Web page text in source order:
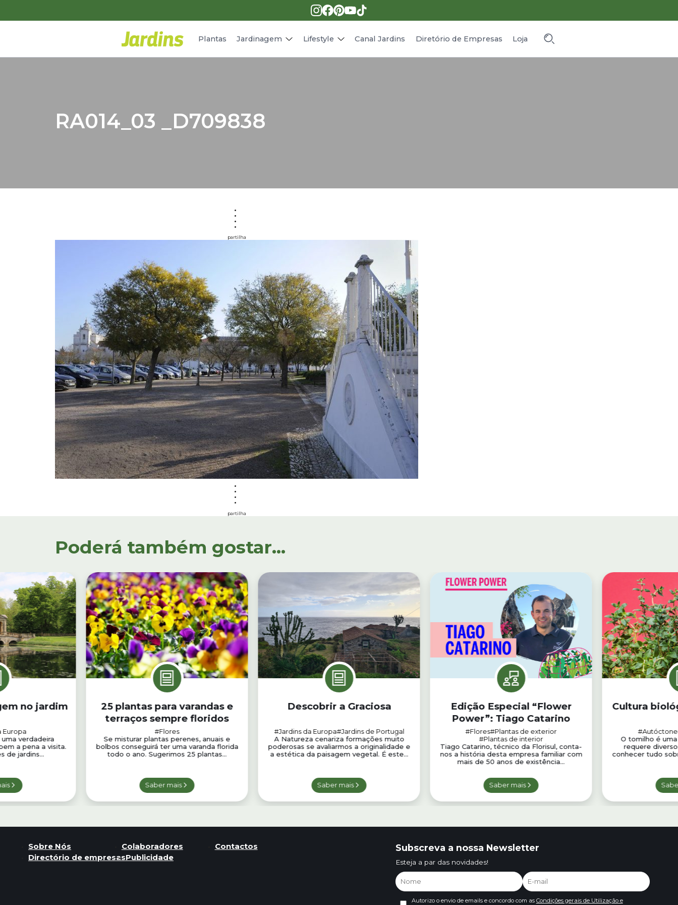
Plantas Jardinagem Lifestyle
Receitas
Canal Jardins Diretório de Empresas Loja
RA014_03 _D709838
partilha
partilha
Poderá também gostar...
no jardim
Europa
verdadeira
a pena a visita.
de jardins...
25 plantas para varandas e
terraços sempre floridos
#Flores
Se misturar plantas perenes, anuais e
bolbos conseguirá ter uma varanda florida
todo o ano. Sugerimos 25 plantas...
Saber mais
Descobrir a Graciosa
#Jardins da Europa#Jardins de Portugal
A Natureza cenariza formações muito
poderosas se avaliarmos a originalidade e
a estética da paisagem vegetal. É este...
Saber mais
Edição Especial “Flower
Power”: Tiago Catarino
#Flores#Plantas de exterior
#Plantas de interior
Tiago Catarino, técnico da Florisul, conta-
nos a história desta empresa familiar com
mais de 50 anos de existência...
Saber mais
Cultura
#Autóctone
O tomilho é
requere
conhecer tudo
Sobre Nós Colaboradores
Contactos
Directório de empresasPublicidade
Subscreva a nossa Newsletter
Esteja a par das novidades!
Autorizo o envio de emails e concordo com as Condições gerais de Utilização e